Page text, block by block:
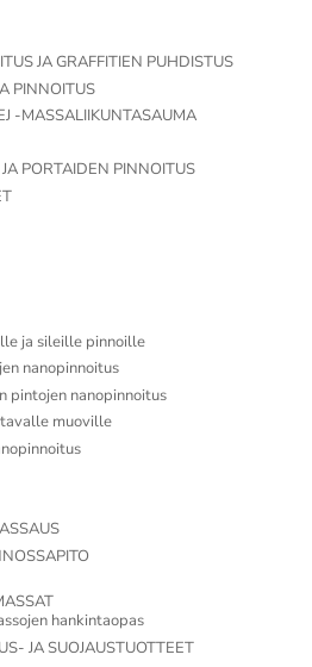
JA GRAFFITIEN PUHDISTUS
PINNOITUS
-MASSALIIKUNTASAUMA
PORTAIDEN PINNOITUS
ja sileille pinnoille
nanopinnoitus
pintojen nanopinnoitus
muoville
hankintaopas
JA SUOJAUSTUOTTEET